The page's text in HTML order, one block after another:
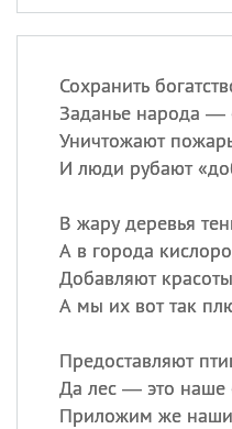
Сохранить
Заданье народа —
Уничтожают
И люди рубают
В жару деревья
А в города
Добавляют
А мы их вот так
Предоставляют
Да лес — это наше
Приложим же наши